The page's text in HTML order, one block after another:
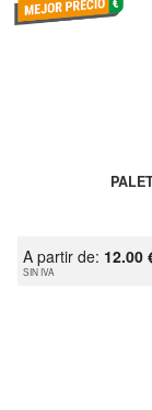
A partir de: 12.00
SIN IVA